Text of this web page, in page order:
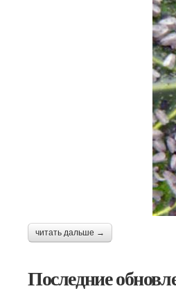
читать дальше →
Последние